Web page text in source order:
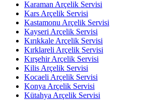
Karaman Arçelik Servisi
Kars Arçelik Servisi
Kastamonu Arçelik Servisi
Kayseri Arçelik Servisi
Kırıkkale Arçelik Servisi
Kırklareli Arçelik Servisi
Kırşehir Arçelik Servisi
Kilis Arçelik Servisi
Kocaeli Arçelik Servisi
Konya Arçelik Servisi
Kütahya Arçelik Servisi